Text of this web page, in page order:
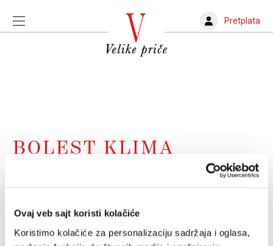
Ovaj veb sajt koristi kolačiće
Koristimo kolačiće za personalizaciju sadržaja i oglasa,
Pretplata
BOLEST KLIMA
Odakle vreba legionarska bolest?
Hrvatskoj prostrujala je regionom